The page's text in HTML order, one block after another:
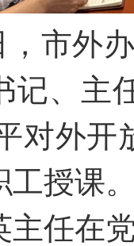
市外办
记、主
对外开
工授课
主任在